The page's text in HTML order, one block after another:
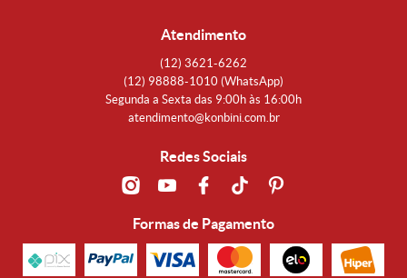
Atendimento
(12) 3621-6262
(12) 98888-1010 (WhatsApp)
Segunda a Sexta das 9:00h às 16:00h
atendimento@konbini.com.br
Redes Sociais
Formas de Pagamento